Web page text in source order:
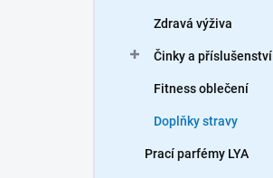
Zdravá výživa
Činky a příslušenství
Fitness oblečení
Doplňky stravy
Prací parfémy LYA